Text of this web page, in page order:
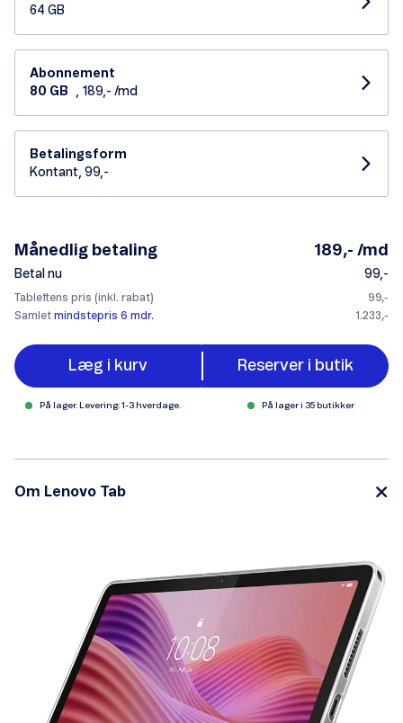
64 GB
Abonnement
80 GB
, 189,- /md
Betalingsform
Kontant, 99,-
Månedlig betaling 189,- /md
Betal nu 99,-
Tablettens pris (inkl. rabat)
99,-
Samlet mindstepris 6 mdr. 1.233,-
Læg i kurv Reserver i butik
På lager. Levering: 1-3 hverdage. På lager i 35 butikker
Om Lenovo Tab